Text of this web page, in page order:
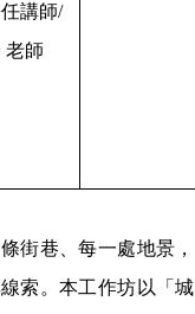
講師/
老師
街巷、每一處地景，
索。本工作坊以「城